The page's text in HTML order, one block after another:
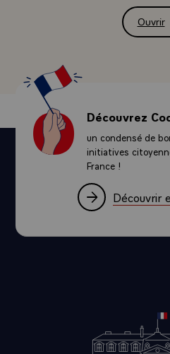
Ouvrir
Découvrez
un condensé de
initiatives
France !
Découvrir